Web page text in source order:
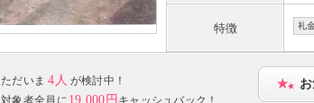
特徴 礼
ただいま 4人 が検討中！
対象者全員に 19,000円 キャッシュバック！